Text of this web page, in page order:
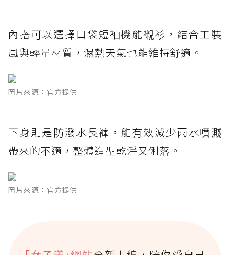
內搭可以選擇口袋短袖機能襯衫，結合工裝
風與輕量材質，濕熱天氣也能維持舒適。
圖片來源：官方提供
下身則是防潑水長褲，能有效減少雨水噴濺
帶來的不適，整體造型乾淨又俐落。
圖片來源：官方提供